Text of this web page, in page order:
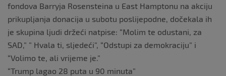
fondova Barryja Rosensteina u East Hamptonu na akciju
prikupljanja donacija u subotu poslijepodne, dočekala ih
je skupina ljudi držeći natpise: “Molim te odustani, za
SAD,” ” Hvala ti, sljedeći”, “Odstupi za demokraciju” i
“Volimo te, ali vrijeme je.”
“Trump lagao 28 puta u 90 minuta”